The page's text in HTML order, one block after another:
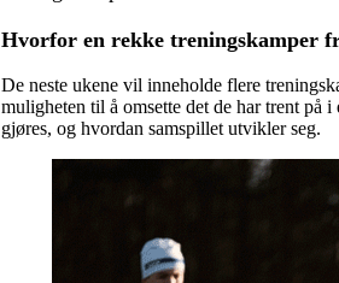
Hvorfor en rekke treningskamper
De neste ukene vil inneholde flere
muligheten til å omsette det de har trent på
gjøres, og hvordan samspillet utvikler seg.